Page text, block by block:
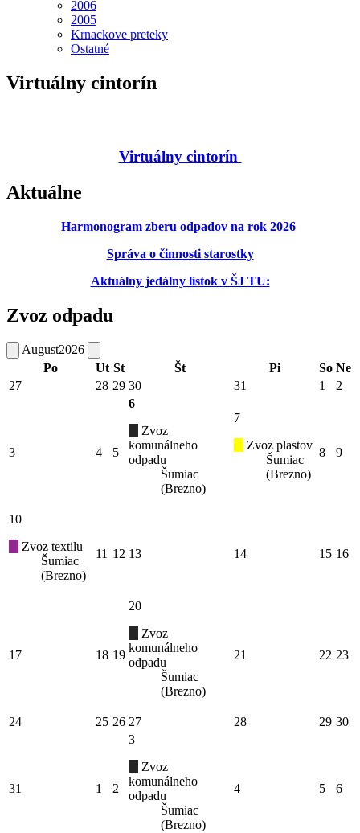
2006
2005
Krnackove preteky
Ostatné
Virtuálny cintorín
Virtuálny cintorín
Aktuálne
Harmonogram zberu odpadov na rok 2026
Správa o činnosti starostky
Aktuálny jedálny lístok v ŠJ TU:
Zvoz odpadu
August2026
Po
Ut St Št Pi So Ne
27
28 29 30 31 1 2
3 4 5
6
Zvoz
komunálneho
odpadu
Šumiac
(Brezno)
7
Zvoz plastov
Šumiac
(Brezno)
8 9
10
Zvoz textilu
Šumiac
(Brezno)
11 12 13 14 15 16
17 18 19
20
Zvoz
komunálneho
odpadu
Šumiac
(Brezno)
21 22 23
24 25 26 27 28 29 30
31 1 2
3
Zvoz
komunálneho
odpadu
Šumiac
(Brezno)
4 5 6